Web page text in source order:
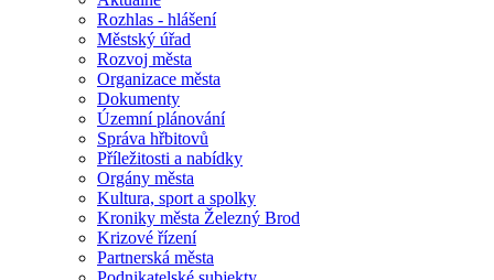
Rozhlas - hlášení
Městský úřad
Rozvoj města
Organizace města
Dokumenty
Územní plánování
Správa hřbitovů
Příležitosti a nabídky
Orgány města
Kultura, sport a spolky
Kroniky města Železný Brod
Krizové řízení
Partnerská města